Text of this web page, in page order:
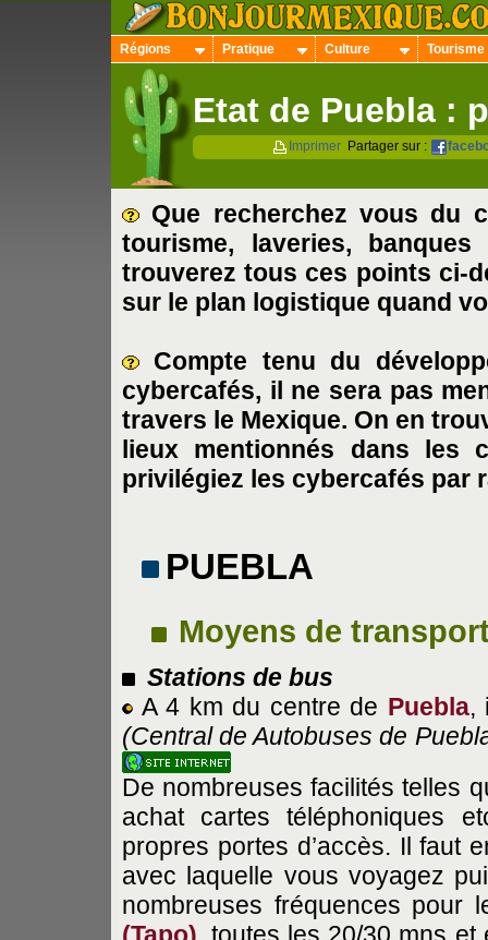
Régions Pratique Culture Tourisme
Etat de Puebla :
Imprimer Partager sur :
Que recherchez vous du
tourisme, laveries,
trouverez tous ces points ci-
sur le plan logistique quand
Compte tenu du
cybercafés, il ne sera pas
travers le Mexique. On en
lieux mentionnés dans les
privilégiez les cybercafés par
PUEBLA
Moyens de
Stations de bus
A 4 km du centre de Puebla,
(Central de Autobuses de
De nombreuses facilités telles
achat cartes téléphoniques
propres portes d’accès. Il faut
avec laquelle vous voyagez
nombreuses fréquences pour